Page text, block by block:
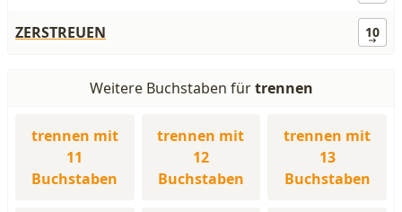
ZERSTREUEN 10
Weitere Buchstaben fürtrennen
trennen mit
11
Buchstaben
trennen mit
12
Buchstaben
trennen mit
13
Buchstaben